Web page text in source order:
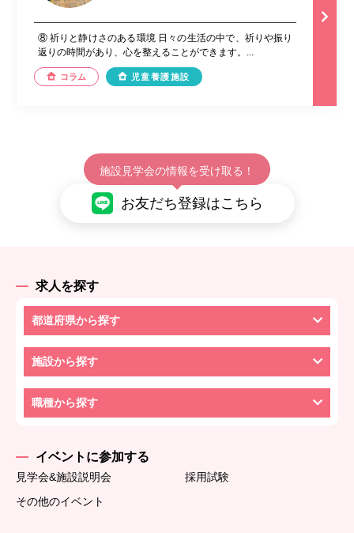
⑧ 祈りと静けさのある環境 日々の生活の中で、祈りや振り
返りの時間があり、心を整えることができます。...
コラム 児童養護施設
施設見学会の情報を受け取る！
お友だち登録はこちら
求人を探す
都道府県から探す
施設から探す
職種から探す
イベントに参加する
見学会&施設説明会
採用試験
その他のイベント